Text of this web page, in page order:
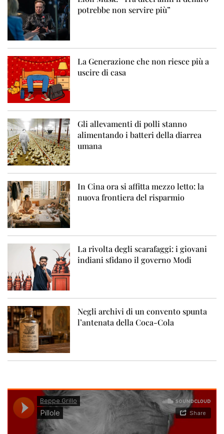
potrebbe non servire più”
La Generazione che non riesce più a
uscire di casa
Gli allevamenti di polli stanno
alimentando i batteri della diarrea
umana
In Cina ora si affitta mezzo letto: la
nuova frontiera del risparmio
La rivolta degli scarafaggi: i giovani
indiani sfidano il governo Modi
Negli archivi di un convento spunta
l’antenata della Coca-Cola